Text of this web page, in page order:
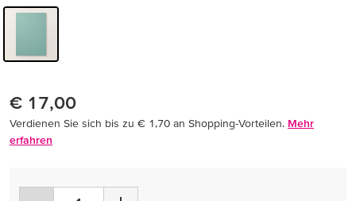
€ 17,00
Verdienen Sie sich bis zu € 1,70 an Shopping-Vorteilen. Mehr
erfahren